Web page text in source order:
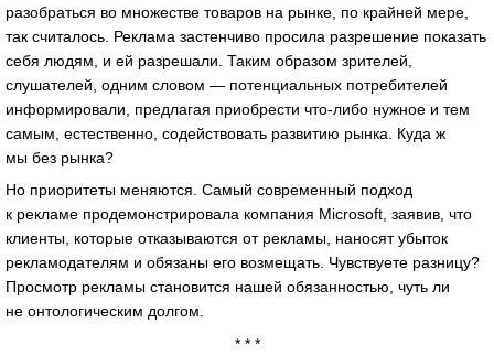
разобраться во множестве товаров на рынке, по крайней мере,
так считалось. Реклама застенчиво просила разрешение показать
себя людям, и ей разрешали. Таким образом зрителей,
слушателей, одним словом — потенциальных потребителей
информировали, предлагая приобрести что-либо нужное и тем
самым, естественно, содействовать развитию рынка. Куда ж
мы без рынка?
Но приоритеты меняются. Самый современный подход
к рекламе продемонстрировала компания Microsoft, заявив, что
клиенты, которые отказываются от рекламы, наносят убыток
рекламодателям и обязаны его возмещать. Чувствуете разницу?
Просмотр рекламы становится нашей обязанностью, чуть ли
не онтологическим долгом.
* * *